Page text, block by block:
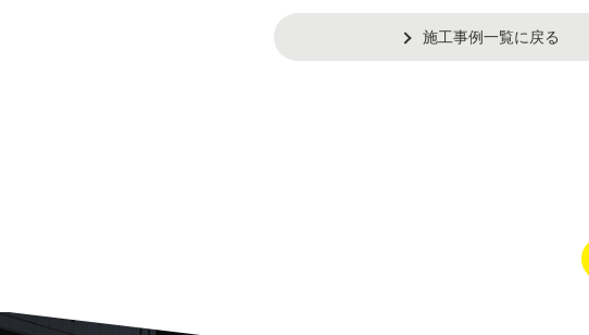
施工事例一覧に戻る